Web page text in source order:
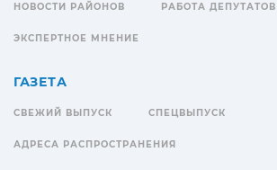
НОВОСТИ РАЙОНОВ РАБОТА ДЕПУТАТОВ
ЭКСПЕРТНОЕ МНЕНИЕ
ГАЗЕТА
СВЕЖИЙ ВЫПУСК СПЕЦВЫПУСК
АДРЕСА РАСПРОСТРАНЕНИЯ